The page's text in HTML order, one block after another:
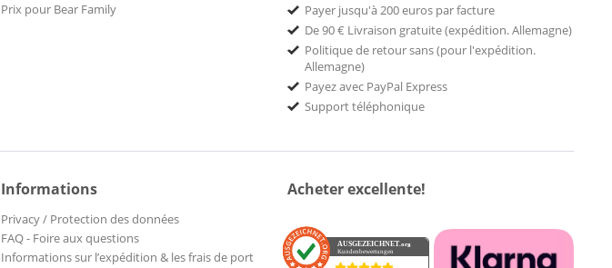
Prix pour Bear Family
Payer jusqu'à 200 euros par facture
De 90 € Livraison gratuite (expédition. Allemagne)
Politique de retour sans (pour l'expédition.
Allemagne)
Payez avec PayPal Express
Support téléphonique
Informations
Privacy / Protection des données
FAQ - Foire aux questions
Informations sur l’expédition & les frais de port
Acheter excellente!
AUSGEZEICHNET.org
Kundenbewertungen